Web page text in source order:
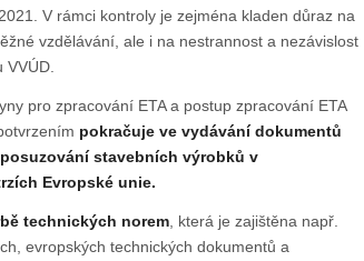
V rámci kontroly je zejména kladen důraz na
vzdělávání, ale i na nestrannost a nezávislost
pro zpracování ETA a postup zpracování ETA
pokračuje ve vydávání dokumentů
stavebních výrobků v
Evropské unie.
technických norem , která je zajištěna např.
evropských technických dokumentů a